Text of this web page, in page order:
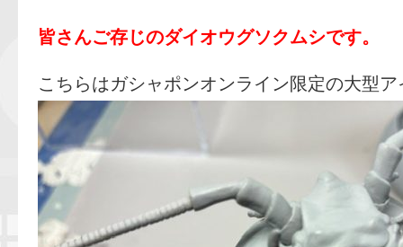
皆さんご存じのダイオウグソクムシです。
こちらはガシャポンオンライン限定の大型